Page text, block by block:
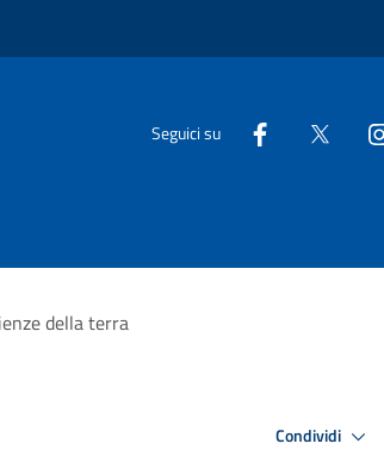
Seguici su
della terra
Condividi